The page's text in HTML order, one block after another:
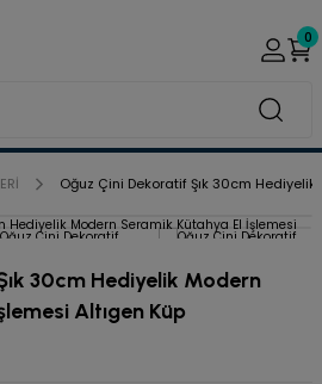
0
Oğuz Çini Dekoratif Şık 30cm
30cm Hediyelik Modern
Altıgen Küp